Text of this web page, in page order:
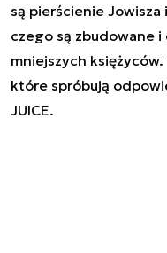
są pierścienie
czego są zbudowane
mniejszych
które spróbują
JUICE.